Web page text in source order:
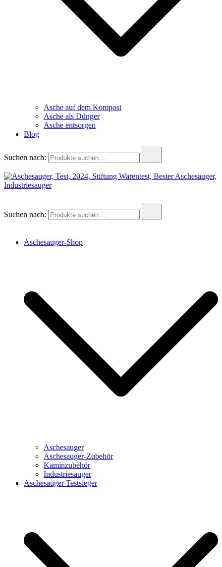
Asche auf dem Kompost
Asche als Dünger
Asche entsorgen
Blog
Suchen nach:
Suchen nach:
Aschesauger-Shop
Aschesauger
Aschesauger-Zubehör
Kaminzubehör
Industriesauger
Aschesauger Testsieger